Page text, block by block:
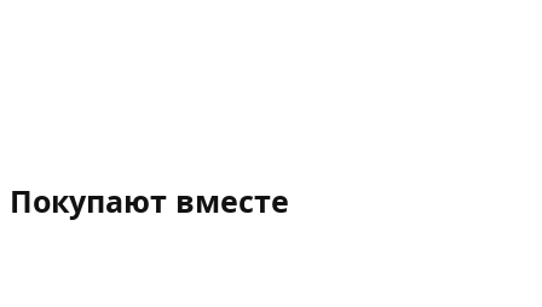
Покупают вместе